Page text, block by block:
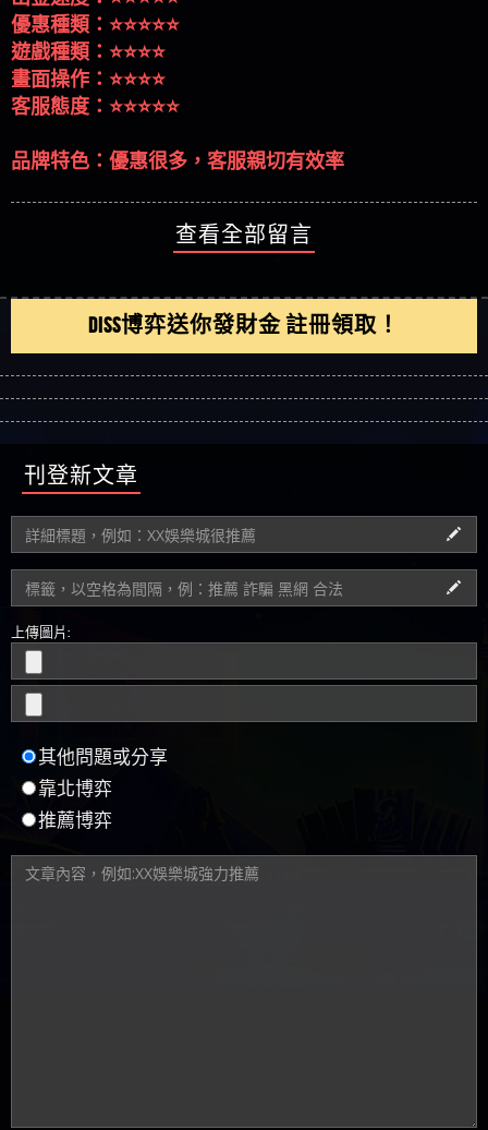
優惠種類：⭐️⭐️⭐️⭐️⭐️
遊戲種類：⭐️⭐️⭐️⭐️
畫面操作：⭐️⭐️⭐️⭐️
客服態度：⭐️⭐️⭐️⭐️⭐️
品牌特色：優惠很多，客服親切有效率
查看全部留言
DISS博弈送你發財金 註冊領取！
刊登新文章
上傳圖片:
其他問題或分享
靠北博弈
推薦博弈